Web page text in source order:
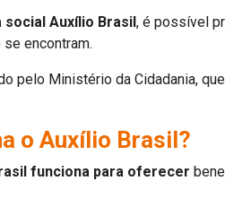
Auxílio Brasil, é possível
encontram.
pelo Ministério da Cidadania,
o Auxílio Brasil?
funciona para oferecer